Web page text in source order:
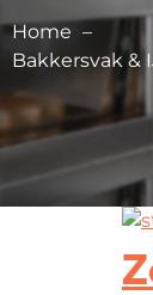
Home
Bakkersvak &